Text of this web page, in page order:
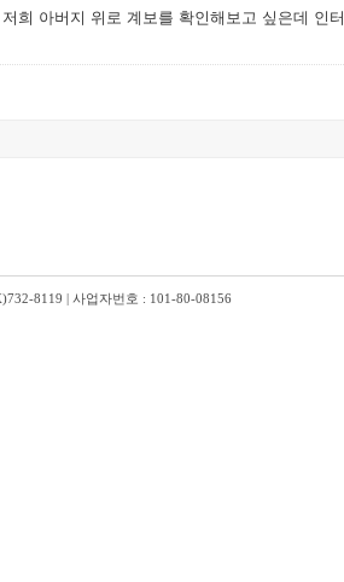
희 아버지 위로 계보를 확인해보고 싶은데 인
8119 | 사업자번호 : 101-80-08156